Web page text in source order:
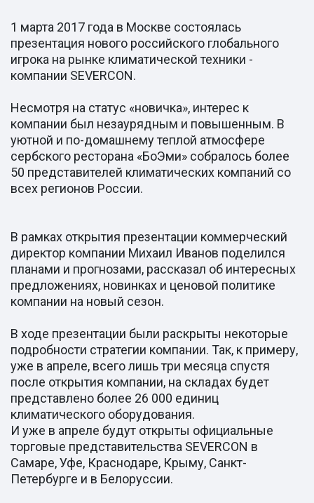
1 марта 2017 года в Москве состоялась
презентация нового российского глобального
игрока на рынке климатической техники -
компании SEVERCON.
Несмотря на статус «новичка», интерес к
компании был незаурядным и повышенным. В
уютной и по-домашнему теплой атмосфере
сербского ресторана «БоЭми» собралось более
50 представителей климатических компаний со
всех регионов России.
В рамках открытия презентации коммерческий
директор компании Михаил Иванов поделился
планами и прогнозами, рассказал об интересных
предложениях, новинках и ценовой политике
компании на новый сезон.
В ходе презентации были раскрыты некоторые
подробности стратегии компании. Так, к примеру,
уже в апреле, всего лишь три месяца спустя
после открытия компании, на складах будет
представлено более 26 000 единиц
климатического оборудования.
И уже в апреле будут открыты официальные
торговые представительства SEVERCON в
Самаре, Уфе, Краснодаре, Крыму, Санкт-
Петербурге и в Белоруссии.